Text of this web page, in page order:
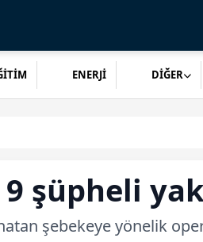
ENERJİ DİĞER
şüpheli
şebekeye yönelik